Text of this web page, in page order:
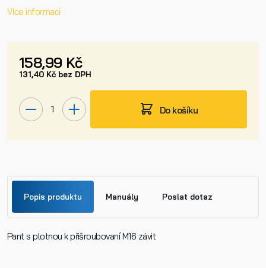
Více informací
158,99 Kč
131,40 Kč bez DPH
Do košíku
Popis produktu Manuály Poslat dotaz
Pant s plotnou k přišroubovaní M16 závit
Jméno